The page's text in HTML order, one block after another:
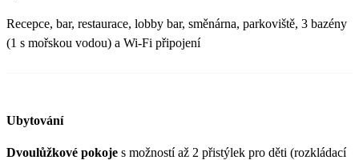
Recepce, bar, restaurace, lobby bar, směnárna, parkoviště, 3 bazény
(1 s mořskou vodou) a Wi-Fi připojení
Ubytování
Dvoulůžkové pokoje s možností až 2 přistýlek pro děti (rozkládací